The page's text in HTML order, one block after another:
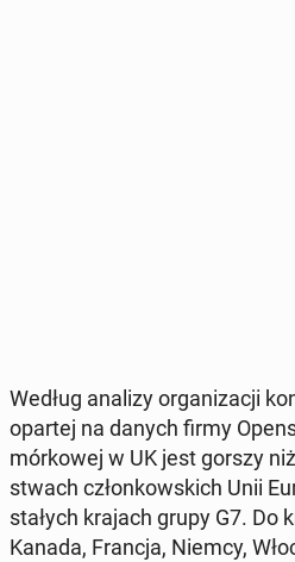
Według analizy or­ga­ni­za­cji
opartej na danych firmy
mór­ko­wej w UK jest gorszy
stwach człon­kow­skich Unii
sta­łych krajach grupy G7. Do
Kanada, Francja, Niemcy,